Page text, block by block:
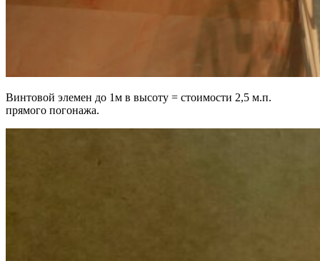
Винтовой элемен до 1м в высоту = стоимости 2,5 м.п.
прямого погонажа.